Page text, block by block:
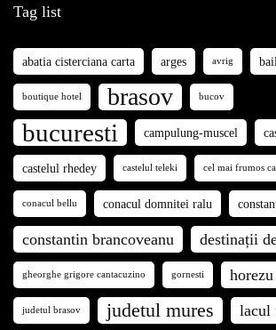
Tag list
abatia cisterciana carta arges avrig
boutique hotel brasov bucov
bucuresti campulung-muscel
castelul rhedey castelul teleki cel mai frumos
conacul bellu conacul domnitei ralu
constantin brancoveanu destinații
gheorghe grigore cantacuzino gornesti horezu
judetul brasov judetul mures
lacul